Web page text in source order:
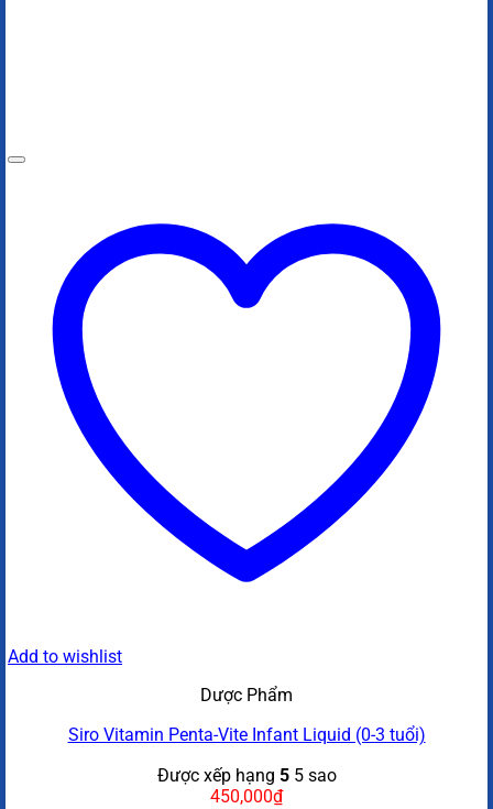
Add to wishlist
Dược Phẩm
Siro Vitamin Penta-Vite Infant Liquid (0-3 tuổi)
Được xếp hạng 55 sao
450,000₫